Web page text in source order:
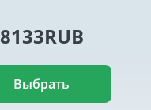
8133RUB
Выбрать